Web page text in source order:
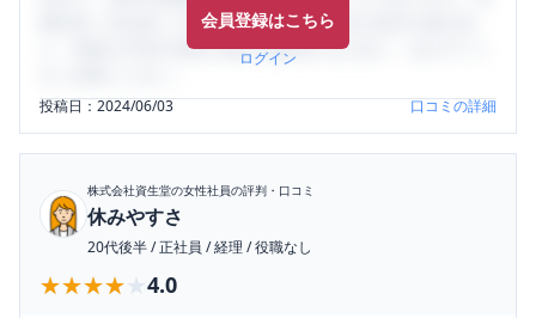
会員登録はこちら
ログイン
輩社員（元社員）の口コミを通して、本当の会社の姿を知
り、将来の不安や現在の悩みを解消するために、ぜひサイト
投稿日：2024/06/03 口コミの詳細
株式会社資生堂の女性社員の評判・口コミ
休みやすさ
20代後半/正社員 /経理 /役職なし
★★★★★
★★★★★ 4.0